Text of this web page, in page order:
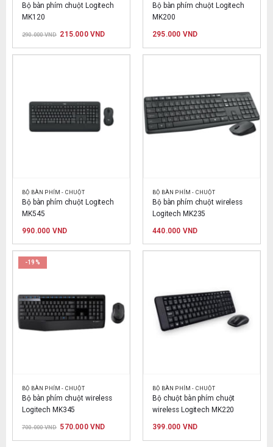
Bộ bàn phím chuột Logitech
MK120
290.000VND Giá
là:
290.000 VND.
215.000VNDGiá
tại
là:
Bộ bàn phím chuột Logitech
MK200
295.000 VND
BỘ BÀN PHÍM - CHUỘT
Bộ bàn phím chuột Logitech
MK545
990.000 VND
BỘ BÀN PHÍM - CHUỘT
Bộ bàn phím chuột wireless
Logitech MK235
440.000 VND
-19%
BỘ BÀN PHÍM - CHUỘT
Bộ bàn phím chuột wireless
Logitech MK345
700.000VND Giá
là:
570.000VNDGiá
tại
BỘ BÀN PHÍM - CHUỘT
Bộ chuột bàn phím chuột
wireless Logitech MK220
399.000 VND